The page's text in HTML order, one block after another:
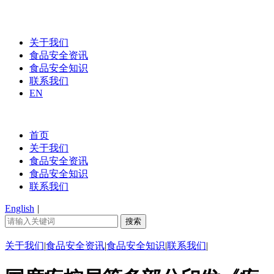
关于我们
食品安全资讯
食品安全知识
联系我们
EN
首页
关于我们
食品安全资讯
食品安全知识
联系我们
English |
关于我们|食品安全资讯|食品安全知识|联系我们|